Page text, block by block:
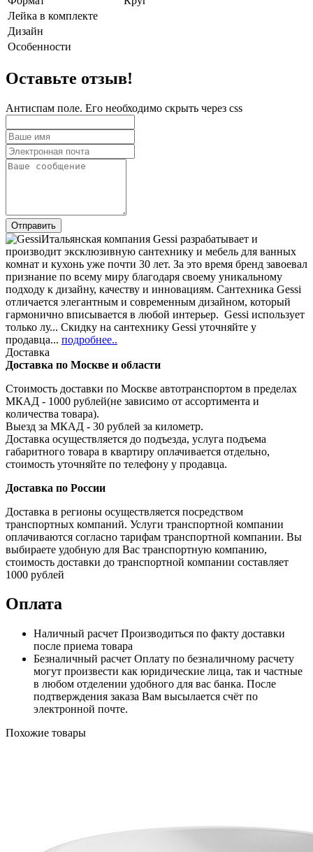
Лейка в комплекте
Дизайн
Особенности
Оставьте отзыв!
Антиспам поле. Его необходимо скрыть через css
Итальянская компания Gessi разрабатывает и
производит эксклюзивную сантехнику и мебель для ванных
комнат и кухонь уже почти 30 лет. За это время бренд завоевал
признание по всему миру благодаря своему уникальному
подходу к дизайну, качеству и инновациям. Сантехника Gessi
отличается элегантным и современным дизайном, который
гармонично вписывается в любой интерьер. Gessi использует
только лу... Скидку на сантехнику Gessi уточняйте у
продавца... подробнее..
Доставка
Доставка по Москве и области
Стоимость доставки по Москве автотранспортом в пределах
МКАД - 1000 рублей(не зависимо от ассортимента и
количества товара).
Выезд за МКАД - 30 рублей за километр.
Доставка осуществляется до подъезда, услуга подъема
габаритного товара в квартиру оплачивается отдельно,
стоимость уточняйте по телефону у продавца.
Доставка по России
Доставка в регионы осуществляется посредством
транспортных компаний. Услуги транспортной компании
оплачиваются согласно тарифам транспортной компании. Вы
выбираете удобную для Вас транспортную компанию,
стоимость доставки до транспортной компании составляет
1000 рублей
Оплата
Наличный расчет Производиться по факту доставки
после приема товара
Безналичный расчет Оплату по безналичному расчету
могут произвести как юридические лица, так и частные
в любом отделении удобного для вас банка. После
подтверждения заказа Вам высылается счёт по
электронной почте.
Похожие товары